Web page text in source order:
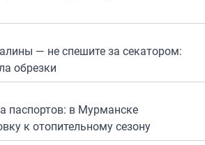
— не спешите за секатором:
обрезки
паспортов: в Мурманске
к отопительному сезону